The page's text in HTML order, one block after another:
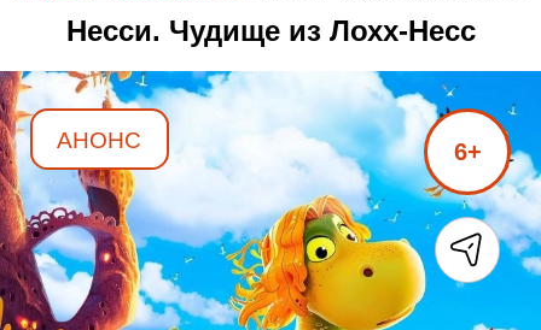
Несси. Чудище из Лохх-Несс
АНОНС 6+